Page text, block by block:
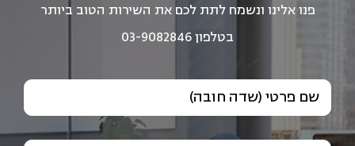
פנו אלינו ונשמח לתת לכם את השירות הטוב ביותר
בטלפון 03-9082846
שם פרטי (שדה חובה)